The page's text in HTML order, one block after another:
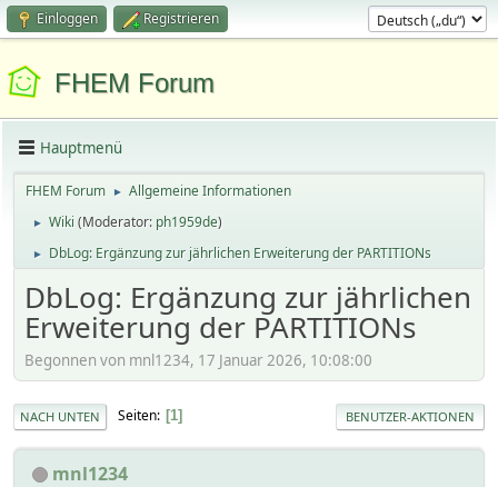
Einloggen Registrieren
FHEM Forum
Hauptmenü
FHEM Forum ► Allgemeine Informationen
► Wiki(Moderator: ph1959de)
► DbLog: Ergänzung zur jährlichen Erweiterung der PARTITIONs
DbLog: Ergänzung zur jährlichen
Erweiterung der PARTITIONs
Begonnen von mnl1234, 17 Januar 2026, 10:08:00
NACH UNTEN Seiten 1 BENUTZER-AKTIONEN
mnl1234